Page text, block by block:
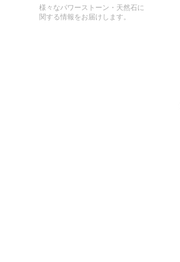
様々なパワーストーン・天然石に
関する情報をお届けします。